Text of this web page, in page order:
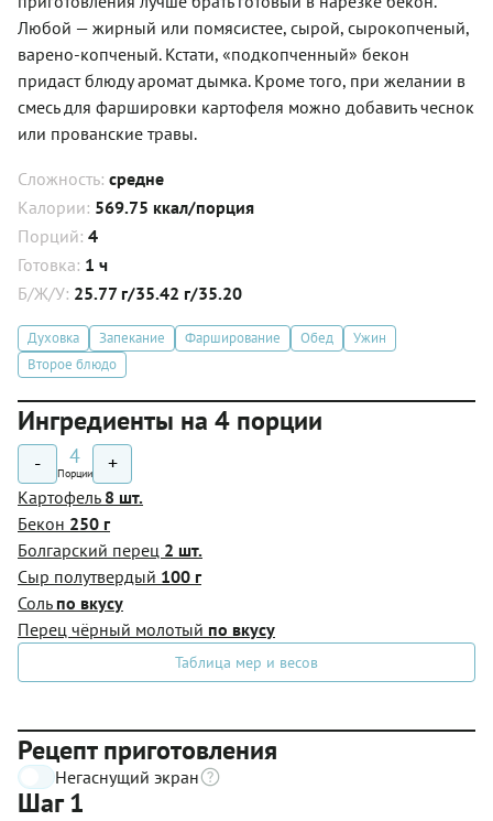
Любой — жирный или помясистее, сырой, сырокопченый,
варено-копченый. Кстати, «подкопченный» бекон
придаст блюду аромат дымка. Кроме того, при желании в
смесь для фаршировки картофеля можно добавить чеснок
или прованские травы.
Сложность: средне
Калории: 569.75 ккал/порция
Порций: 4
Готовка: 1 ч
Б/Ж/У: 25.77 г/35.42 г/35.20
Духовка Запекание Фарширование Обед
Ужин
Второе блюдо
Ингредиенты на 4 порции
- 4
Порции +
Картофель 8 шт.
Бекон 250 г
Болгарский перец 2 шт.
Сыр полутвердый 100 г
Соль по вкусу
Перец чёрный молотый по вкусу
Таблица мер и весов
Рецепт приготовления
Негаснущий экран
Шаг 1